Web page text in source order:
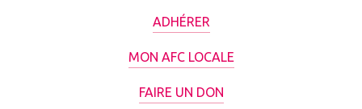
ADHÉRER
MON AFC LOCALE
FAIRE UN DON